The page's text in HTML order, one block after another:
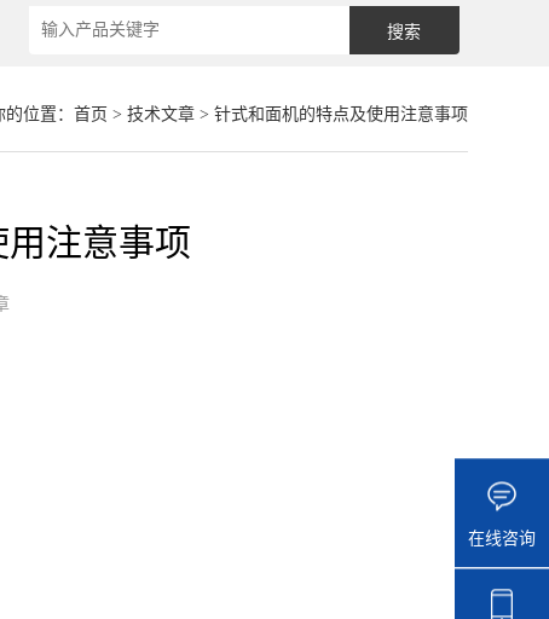
的位置： 首页 > 技术文章> 针式和面机的特点及使用注意事项
注意事项
在线咨询